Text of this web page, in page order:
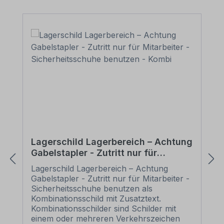
Lagerschild Lagerbereich – Achtung
Gabelstapler - Zutritt nur für
Mitarbeiter - Sicherheitsschuhe
benutzen - Kombi
Lagerschild Lagerbereich – Achtung
Gabelstapler - Zutritt nur für Mitarbeiter -
Sicherheitsschuhe benutzen als
Kombinationsschild mit Zusatztext.
Kombinationsschilder sind Schilder mit
einem oder mehreren Verkehrszeichen